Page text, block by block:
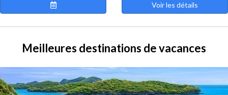
Voir les détails
Meilleures destinations de vacances